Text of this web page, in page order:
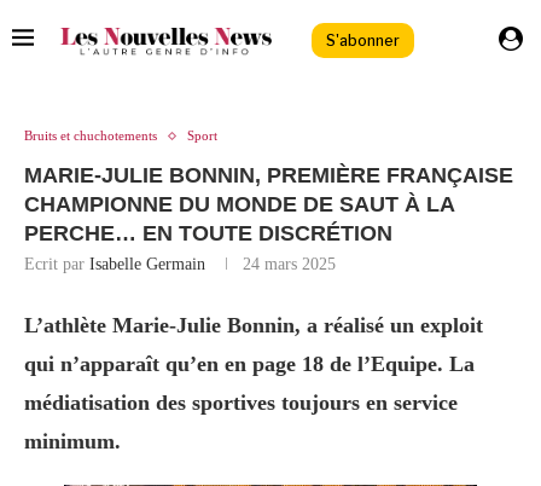
S'abonner
Bruits et chuchotements Sport
MARIE-JULIE BONNIN, PREMIÈRE FRANÇAISE
CHAMPIONNE DU MONDE DE SAUT À LA
PERCHE… EN TOUTE DISCRÉTION
Ecrit par Isabelle Germain 24 mars 2025
L’athlète Marie-Julie Bonnin, a réalisé un exploit
qui n’apparaît qu’en en page 18 de l’Equipe. La
médiatisation des sportives toujours en service
minimum.